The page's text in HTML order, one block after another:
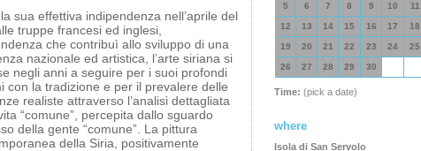
sua effettiva indipendenza nell’aprile del
truppe francesi ed inglesi,
che contribuì allo sviluppo di una
nazionale ed artistica, l’arte siriana si
negli anni a seguire per i suoi profondi
con la tradizione e per il prevalere delle
realiste attraverso l’analisi dettagliata
“comune”, percepita dallo sguardo
della gente “comune”. La pittura
della Siria, positivamente
5 6 7 8 9 10 11
12 13 14 15 16 17 18
19 20 21 22 23 24 25
26 27 28 29 30
Time: (pick a date)
where
Isola di San Servolo